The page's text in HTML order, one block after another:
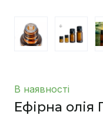
В наявності
Ефірна олія